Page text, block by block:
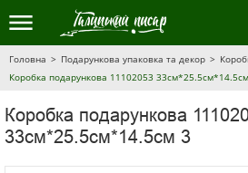
Головна Подарункова упаковка та декор
Коробка подарункова 11102053
Коробка подарункова
33см*25.5см*14.5см 3